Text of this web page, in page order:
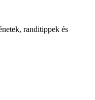
randitippek és